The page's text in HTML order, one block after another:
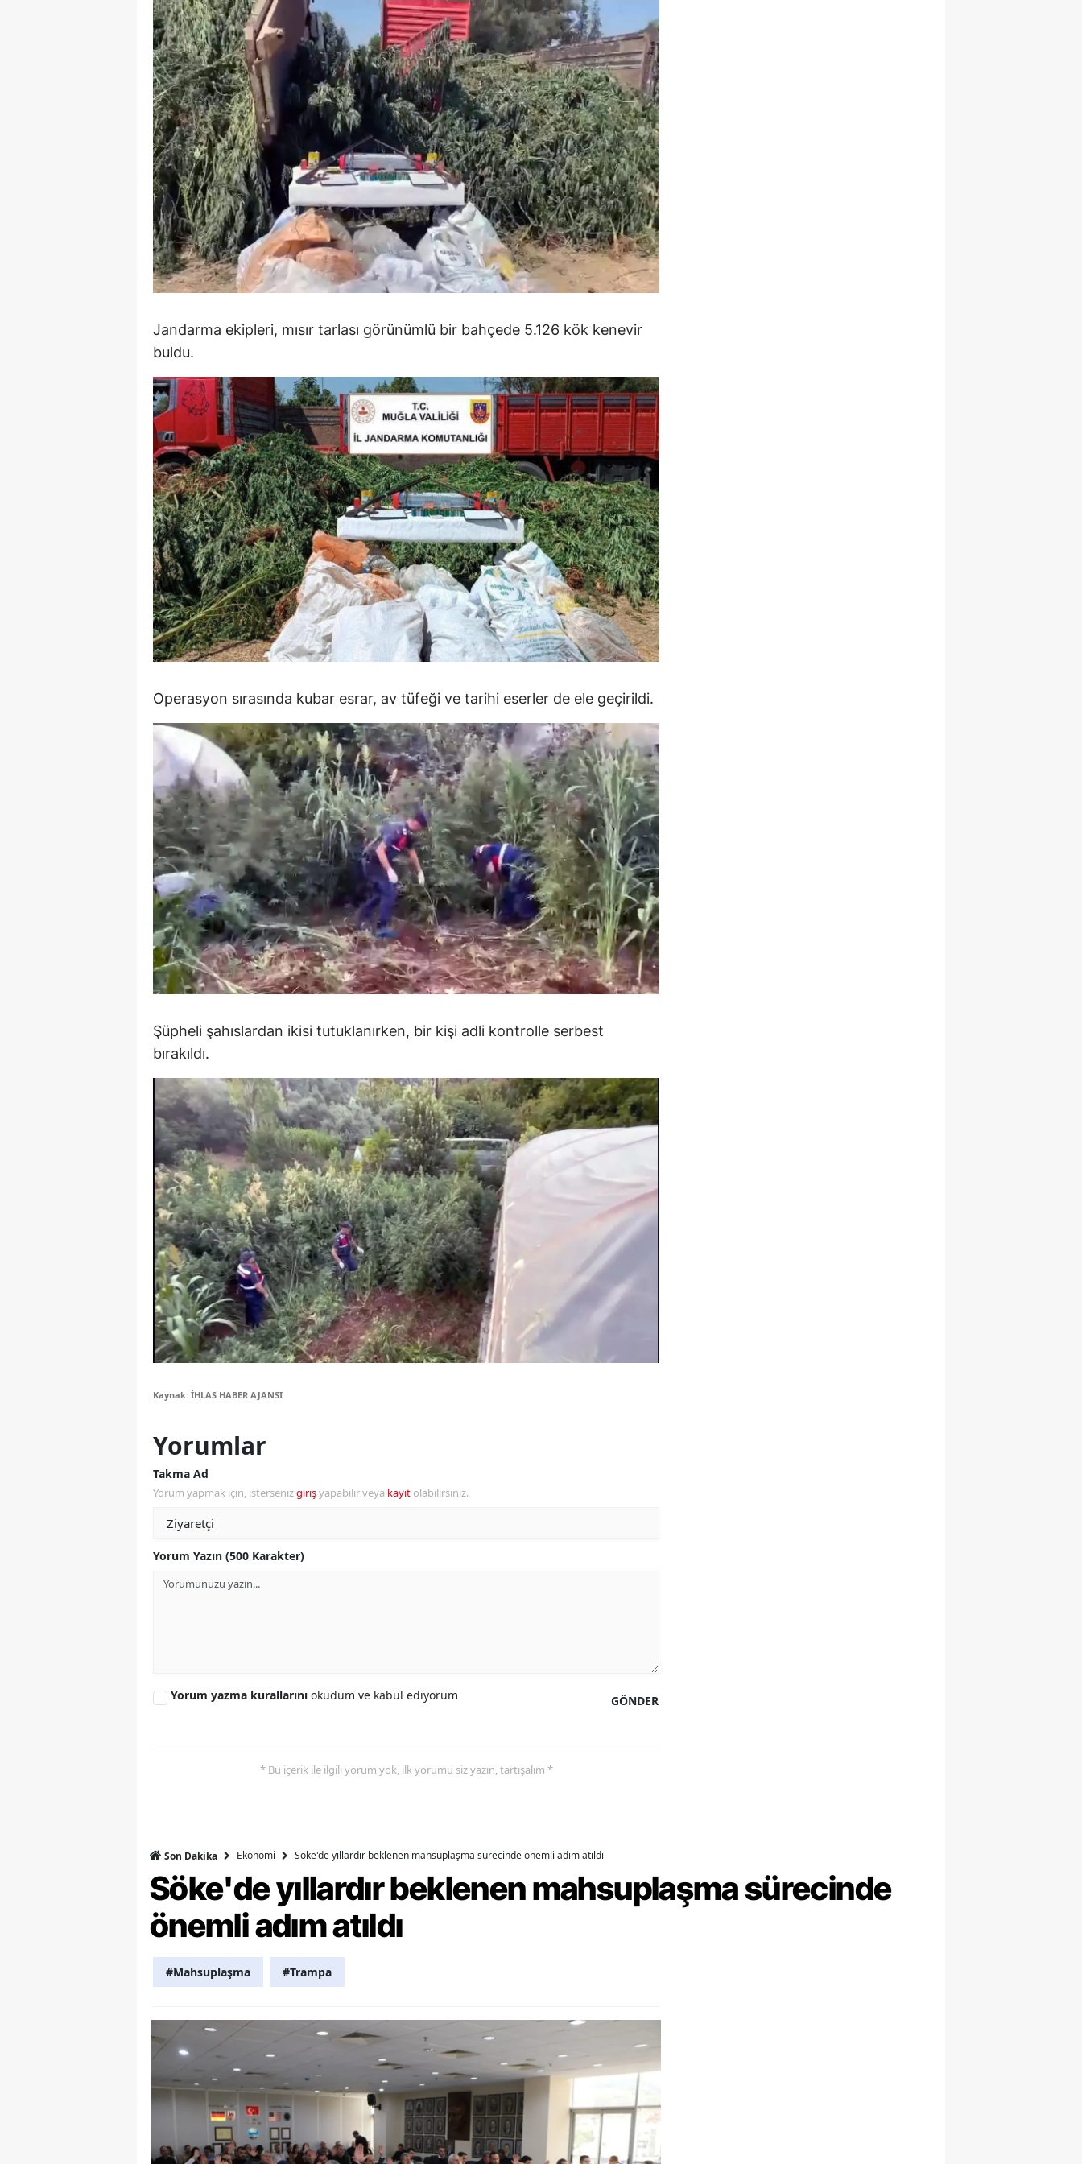
Edirne
Elazığ
Erzincan
Erzurum
Eskişehir
Gaziantep
Giresun
Gümüşhane
Hakkari
Mersin
İstanbul
Kars
Kastamonu
Kayseri
Kırklareli
Kırşehir
Kocaeli
Malatya
Manisa
Kahramanmaraş
Mardin
Muğla
Muş
Nevşehir
Niğde
Sakarya
Samsun
Siirt
Sinop
Sivas
Tekirdağ
Tokat
Trabzon
Tunceli
Şırnak
Ardahan
Kilis
Osmaniye
Jandarma ekipleri, mısır tarlası görünümlü bir bahçede 5.126 kök kenevir
buldu.
Operasyon sırasında kubar esrar, av tüfeği ve tarihi eserler de ele geçirildi.
Şüpheli şahıslardan ikisi tutuklanırken, bir kişi adli kontrolle serbest
bırakıldı.
Kaynak: İHLAS HABER AJANSI
Yorumlar
Takma Ad
Yorum yapmak için, istersenizgirişyapabilir veya kayıt olabilirsiniz.
Yorum Yazın (500 Karakter)
GÖNDER
Yorum yazma kurallarını okudum ve kabul ediyorum
* Bu içerik ile ilgili yorum yok, ilk yorumu siz yazın, tartışalım *
Son Dakika Ekonomi Söke'de yıllardır beklenen mahsuplaşma sürecinde önemli adım atıldı
Söke'de yıllardır beklenen mahsuplaşma sürecinde
önemli adım atıldı
#Mahsuplaşma #Trampa